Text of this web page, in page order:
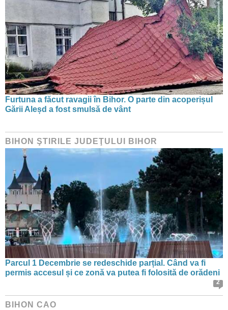
Furtuna a făcut ravagii în Bihor. O parte din acoperișul
Gării Aleșd a fost smulsă de vânt
BIHON ŞTIRILE JUDEŢULUI BIHOR
Parcul 1 Decembrie se redeschide parțial. Când va fi
permis accesul și ce zonă va putea fi folosită de orădeni
2
BIHON CAO